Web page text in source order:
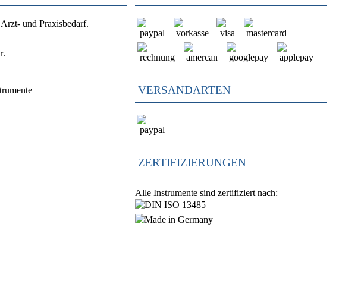
und Praxisbedarf.
.
VERSANDARTEN
ZERTIFIZIERUNGEN
Alle Instrumente sind zertifiziert nach: